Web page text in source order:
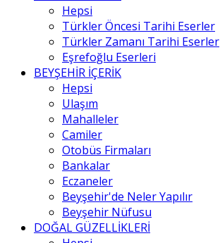
Hepsi
Türkler Öncesi Tarihi Eserler
Türkler Zamanı Tarihi Eserler
Eşrefoğlu Eserleri
BEYŞEHİR İÇERİK
Hepsi
Ulaşım
Mahalleler
Camiler
Otobüs Firmaları
Bankalar
Eczaneler
Beyşehir'de Neler Yapılır
Beyşehir Nüfusu
DOĞAL GÜZELLİKLERİ